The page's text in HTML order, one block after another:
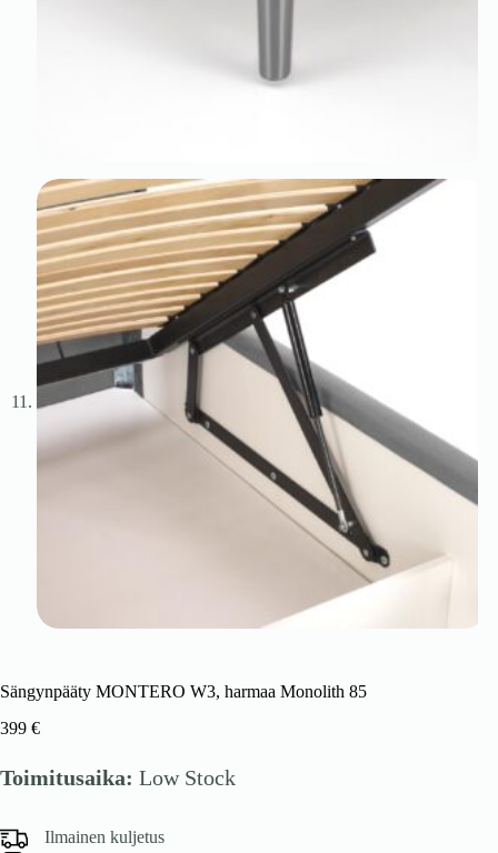
Sängynpääty MONTERO W3, harmaa Monolith 85
399 €
Toimitusaika: Low Stock
Ilmainen kuljetus